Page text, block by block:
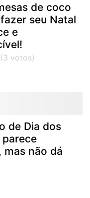
de coco
seu Natal
e
de Dia dos
parece
mas não dá